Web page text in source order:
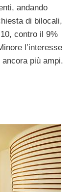
andando
di bilocali,
contro il 9%
l’interesse
più ampi.